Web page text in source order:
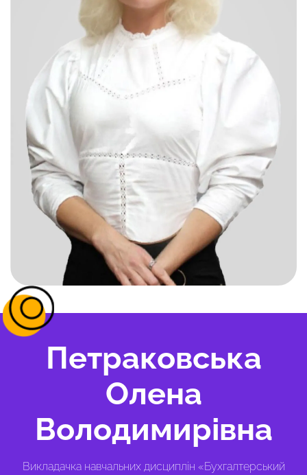
Петраковська
Олена
Володимирівна
Викладачка навчальних дисциплін «Бухгалтерський